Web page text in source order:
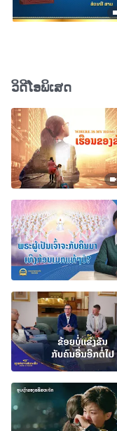
ວິດີໂອພິເສດ